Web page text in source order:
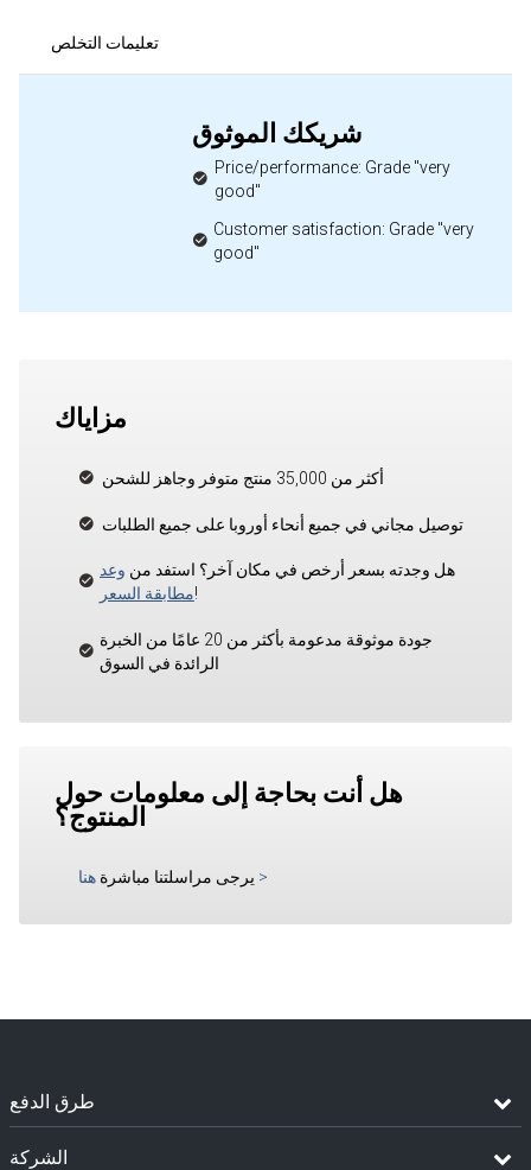
تعليمات التخلص
شريكك الموثوق
Price/performance: Grade "very
good"
Customer satisfaction: Grade "very
good"
مزاياك
أكثر من 35,000 منتج متوفر وجاهز للشحن
توصيل مجاني في جميع أنحاء أوروبا على جميع الطلبات
هل وجدته بسعر أرخص في مكان آخر؟ استفد من وعد
مطابقة السعر!
جودة موثوقة مدعومة بأكثر من 20 عامًا من الخبرة
الرائدة في السوق
هل أنت بحاجة إلى معلومات حول
المنتوج؟
يرجى مراسلتنا مباشرة هنا >
طرق الدفع
الشركة